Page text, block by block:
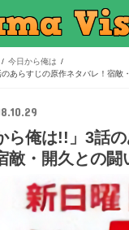
今日から俺は
あらすじの原作ネタバレ！宿敵
ら俺は!!」3話
敵・開久との闘